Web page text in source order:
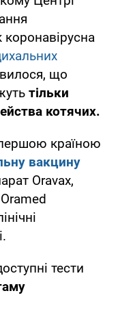
що
тільки
котячих.
країною
вакцину
Oravax,
тести